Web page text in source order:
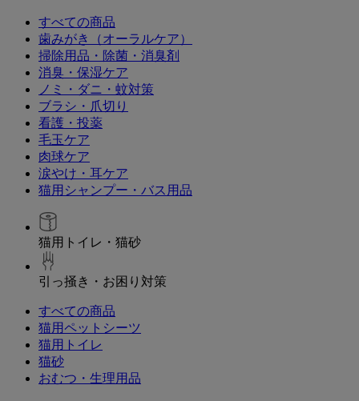
すべての商品
歯みがき（オーラルケア）
掃除用品・除菌・消臭剤
消臭・保湿ケア
ノミ・ダニ・蚊対策
ブラシ・爪切り
看護・投薬
毛玉ケア
肉球ケア
涙やけ・耳ケア
猫用シャンプー・バス用品
猫用トイレ・猫砂
引っ掻き・お困り対策
すべての商品
猫用ペットシーツ
猫用トイレ
猫砂
おむつ・生理用品